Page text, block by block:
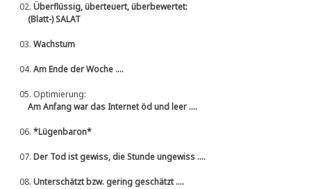
02.Überflüssig, überteuert, überbewertet:
(Blatt-) SALAT
03.Wachstum
04.Am Ende der Woche ....
05. Optimierung:
Am Anfang war das Internet öd und leer ....
06.*Lügenbaron*
07.Der Tod ist gewiss, die Stunde ungewiss ....
08.Unterschätzt bzw. gering geschätzt ....